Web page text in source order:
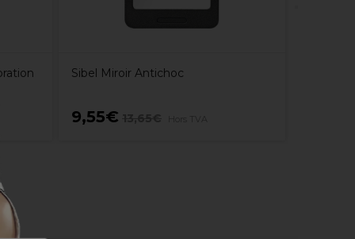
Sibel Miroir Antichoc
9,55€